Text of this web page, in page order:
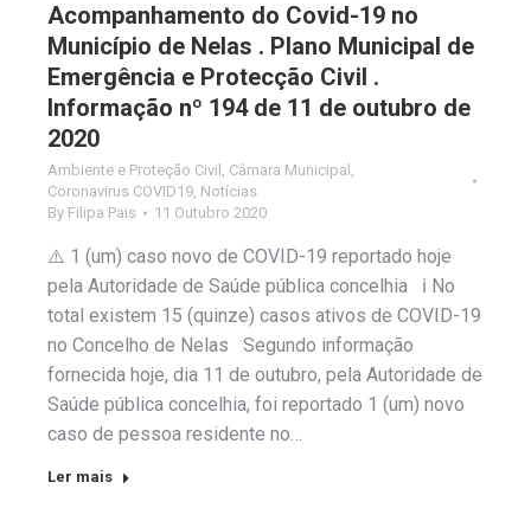
Acompanhamento do Covid-19 no
Município de Nelas . Plano Municipal de
Emergência e Protecção Civil .
Informação nº 194 de 11 de outubro de
2020
Ambiente e Proteção Civil , Câmara Municipal ,
Coronavirus COVID19, Notícias
By Filipa Pais 11 Outubro 2020
⚠️ 1 (um) caso novo de COVID-19 reportado hoje
pela Autoridade de Saúde pública concelhia ℹ️ No
total existem 15 (quinze) casos ativos de COVID-19
no Concelho de Nelas Segundo informação
fornecida hoje, dia 11 de outubro, pela Autoridade de
Saúde pública concelhia, foi reportado 1 (um) novo
caso de pessoa residente no…
Ler mais